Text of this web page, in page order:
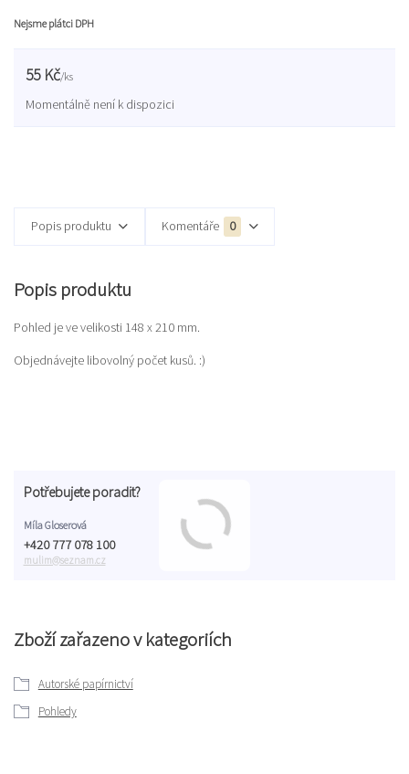
Nejsme plátci DPH
55 Kč/ks
Momentálně není k dispozici
Popis produktu Komentáře 0
Popis produktu
Pohled je ve velikosti 148 x 210 mm.
Objednávejte libovolný počet kusů. :)
Zboží zařazeno v kategoriích
Autorské papírnictví
Pohledy
Potřebujete poradit?
Míla Gloserová
+420 777 078 100
mulim@seznam.cz